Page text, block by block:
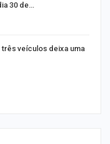
30 de…
veículos deixa uma